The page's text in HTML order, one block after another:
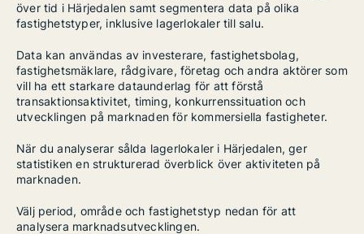
över tid i Härjedalen samt segmentera data på olika
fastighetstyper, inklusive lagerlokaler till salu.
Data kan användas av investerare, fastighetsbolag,
fastighetsmäklare, rådgivare, företag och andra aktörer som
vill ha ett starkare dataunderlag för att förstå
transaktionsaktivitet, timing, konkurrenssituation och
utvecklingen på marknaden för kommersiella fastigheter.
När du analyserar sålda lagerlokaler i Härjedalen, ger
statistiken en strukturerad överblick över aktiviteten på
marknaden.
Välj period, område och fastighetstyp nedan för att
analysera marknadsutvecklingen.